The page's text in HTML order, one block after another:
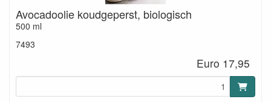
Avocadoolie koudgeperst, biologisch
500 ml
7493
Euro 17,95